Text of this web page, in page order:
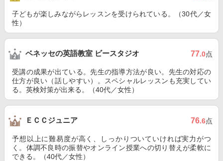
子どもが楽しみながらレッスンを受けられている。（30代／女
性）
ベネッセの英語教室 ビースタジオ 77.0点
受講の成果が出ている。先生の指導方法が良い。先生の対応の
仕方が良い（話しやすい）。スペシャルレッスンも充実してい
る。英検対策が出来る。（40代／女性）
ＥＣＣジュニア 76.6点
予想以上に難易度が高く、しっかりついていければ実力がつ
く。体調不良時の振替やオンライン授業への切り替えが柔軟に
できる。（40代／女性）